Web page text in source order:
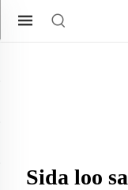
Sida loo